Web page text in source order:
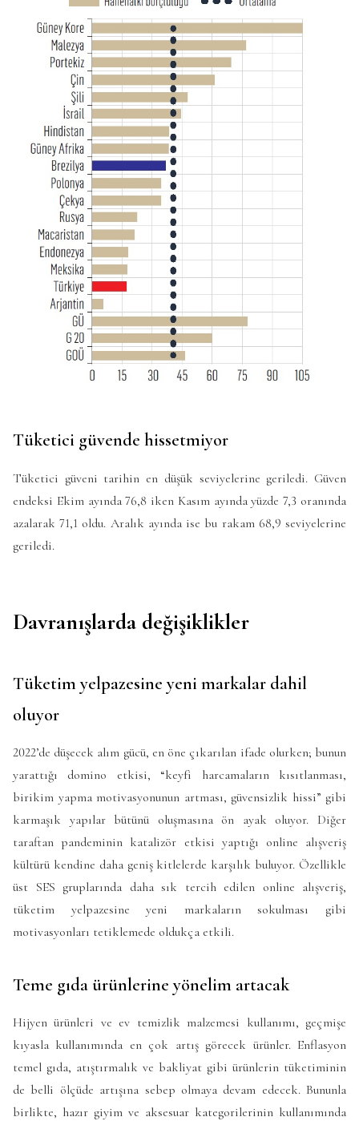
Tüketici güvende hissetmiyor
Tüketici güveni tarihin en düşük seviyelerine geriledi. Güven
endeksi Ekim ayında 76,8 iken Kasım ayında yüzde 7,3 oranında
azalarak 71,1 oldu. Aralık ayında ise bu rakam 68,9 seviyelerine
geriledi.
Davranışlarda değişiklikler
Tüketim yelpazesine yeni markalar dahil
oluyor
2022’de düşecek alım gücü, en öne çıkarılan ifade olurken; bunun
yarattığı domino etkisi, “keyfi harcamaların kısıtlanması,
birikim yapma motivasyonunun artması, güvensizlik hissi” gibi
karmaşık yapılar bütünü oluşmasına ön ayak oluyor. Diğer
taraftan pandeminin katalizör etkisi yaptığı online alışveriş
kültürü kendine daha geniş kitlelerde karşılık buluyor. Özellikle
üst SES gruplarında daha sık tercih edilen online alışveriş,
tüketim yelpazesine yeni markaların sokulması gibi
motivasyonları tetiklemede oldukça etkili.
Teme gıda ürünlerine yönelim artacak
Hijyen ürünleri ve ev temizlik malzemesi kullanımı, geçmişe
kıyasla kullanımında en çok artış görecek ürünler. Enflasyon
temel gıda, atıştırmalık ve bakliyat gibi ürünlerin tüketiminin
de belli ölçüde artışına sebep olmaya devam edecek. Bununla
birlikte, hazır giyim ve aksesuar kategorilerinin kullanımında